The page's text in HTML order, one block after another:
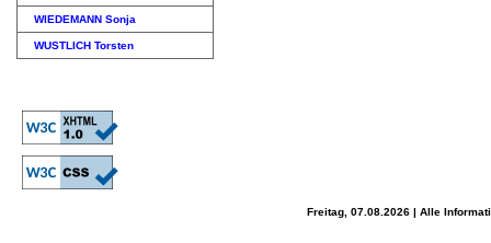
WIEDEMANN Sonja
WUSTLICH Torsten
Freitag, 07.08.2026 | Alle